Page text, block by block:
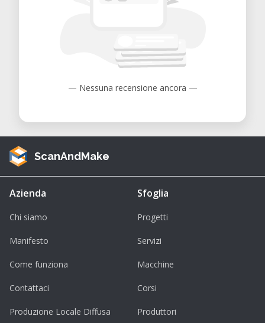
— Nessuna recensione ancora —
ScanAndMake
Azienda
Chi siamo
Manifesto
Come funziona
Contattaci
Produzione Locale Diffusa
Sfoglia
Progetti
Servizi
Macchine
Corsi
Produttori